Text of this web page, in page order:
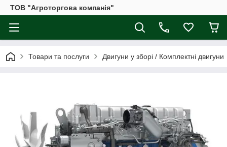
ТОВ "Агроторгова компанія"
Товари та послуги Двигуни у зборі / Комплектні двигуни